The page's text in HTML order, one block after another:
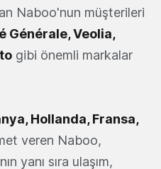
Naboo'nun müşterileri
Générale, Veolia,
gibi önemli markalar
Hollanda, Fransa,
veren Naboo,
yanı sıra ulaşım,